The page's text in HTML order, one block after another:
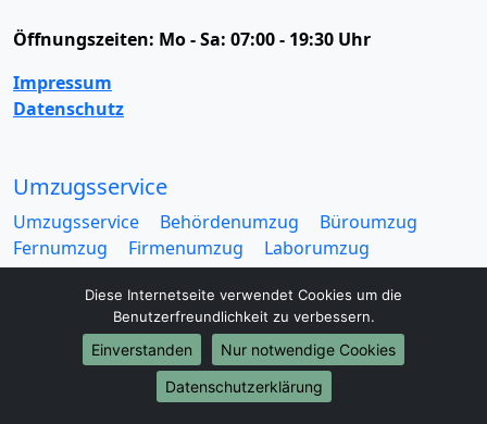
Öffnungszeiten: Mo - Sa: 07:00 - 19:30 Uhr
Impressum
Datenschutz
Umzugsservice
Umzugsservice Behördenumzug
Büroumzug
Fernumzug
Firmenumzug
Laborumzug
Mini Umzug
Praxisumzug
Privatumzug
Seniorenumzug
Studentenumzug
Beiladung
Entrümpelung
Halteverbotszone
Klaviertransport
Haushaltsauflösung
Möbeltaxi
Möbelmitfahrzentrale
Umzugskartons
Diese Internetseite verwendet Cookies um die
Benutzerfreundlichkeit zu verbessern.
Einverstanden
Nur notwendige Cookies
Datenschutzerklärung